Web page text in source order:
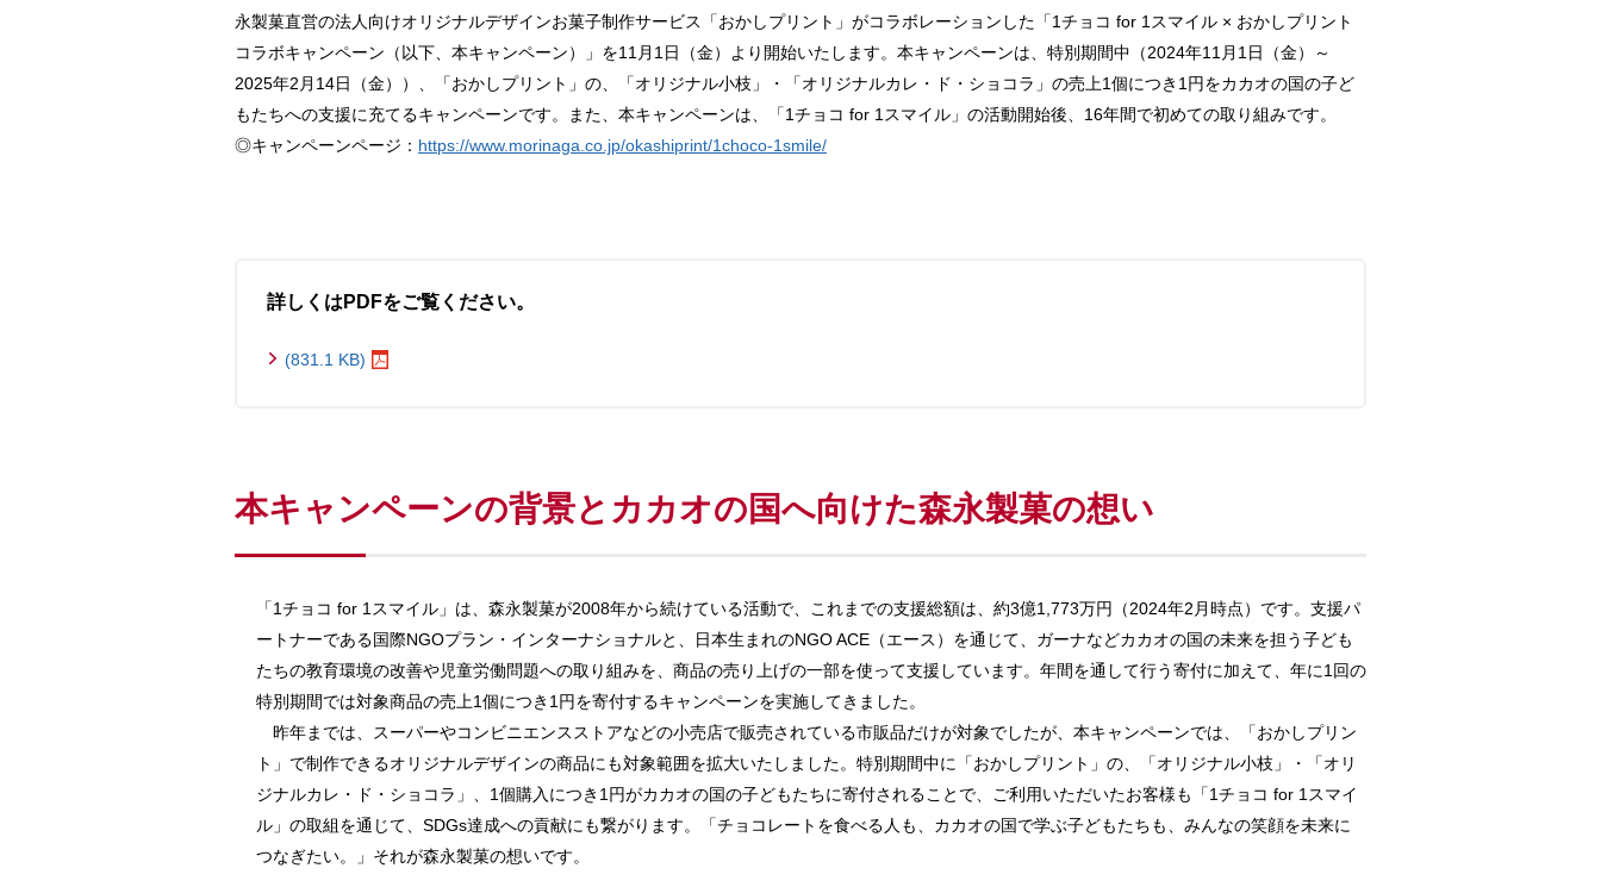
永製菓直営の法人向けオリジナルデザインお菓子制作サービス「おかしプリント」がコラボレーションした「1チョコ for 1スマイル × おかしプリント
コラボキャンペーン（以下、本キャンペーン）」を11月1日（金）より開始いたします。本キャンペーンは、特別期間中（2024年11月1日（金）～
2025年2月14日（金））、「おかしプリント」の、「オリジナル小枝」・「オリジナルカレ・ド・ショコラ」の売上1個につき1円をカカオの国の子ど
もたちへの支援に充てるキャンペーンです。また、本キャンペーンは、「1チョコ for 1スマイル」の活動開始後、16年間で初めての取り組みです。
◎キャンペーンページ： https://www.morinaga.co.jp/okashiprint/1choco-1smile/
詳しくはPDFをご覧ください。
(831.1 KB)
本キャンペーンの背景とカカオの国へ向けた森永製菓の想い
「1チョコ for 1スマイル」は、森永製菓が2008年から続けている活動で、これまでの支援総額は、約3億1,773万円（2024年2月時点）です。支援パ
ートナーである国際NGOプラン・インターナショナルと、日本生まれのNGO ACE（エース）を通じて、ガーナなどカカオの国の未来を担う子ども
たちの教育環境の改善や児童労働問題への取り組みを、商品の売り上げの一部を使って支援しています。年間を通して行う寄付に加えて、年に1回の
特別期間では対象商品の売上1個につき1円を寄付するキャンペーンを実施してきました。
昨年までは、スーパーやコンビニエンスストアなどの小売店で販売されている市販品だけが対象でしたが、本キャンペーンでは、「おかしプリン
ト」で制作できるオリジナルデザインの商品にも対象範囲を拡大いたしました。特別期間中に「おかしプリント」の、「オリジナル小枝」・「オリ
ジナルカレ・ド・ショコラ」、1個購入につき1円がカカオの国の子どもたちに寄付されることで、ご利用いただいたお客様も「1チョコ for 1スマイ
ル」の取組を通じて、SDGs達成への貢献にも繋がります。「チョコレートを⾷べる⼈も、カカオの国で学ぶ⼦どもたちも、みんなの笑顔を未来に
つなぎたい。」それが森永製菓の想いです。